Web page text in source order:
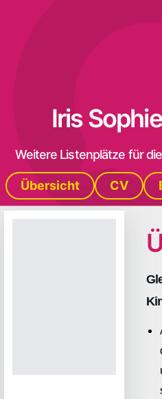
Iris
Weitere Listenplätze für
Übersicht CV